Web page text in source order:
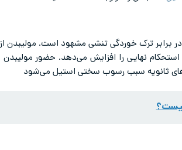
برابر ترک خوردگی تنشی مشهود است.
نهایی را افزایش می‌دهد. حضور
ثانویه سبب رسوب سختی استیل می‌شود